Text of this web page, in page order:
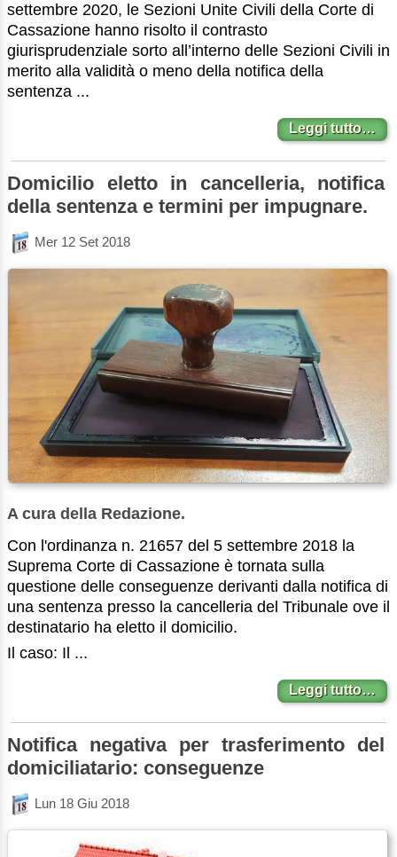
settembre 2020, le Sezioni Unite Civili della Corte di
Cassazione hanno risolto il contrasto
giurisprudenziale sorto all’interno delle Sezioni Civili in
merito alla validità o meno della notifica della
sentenza ...
Leggi tutto…
Domicilio eletto in cancelleria, notifica
della sentenza e termini per impugnare.
Mer 12 Set 2018
A cura della Redazione.
Con l'ordinanza n. 21657 del 5 settembre 2018 la
Suprema Corte di Cassazione è tornata sulla
questione delle conseguenze derivanti dalla notifica di
una sentenza presso la cancelleria del Tribunale ove il
destinatario ha eletto il domicilio.
Il caso: Il ...
Leggi tutto…
Notifica negativa per trasferimento del
domiciliatario: conseguenze
Lun 18 Giu 2018